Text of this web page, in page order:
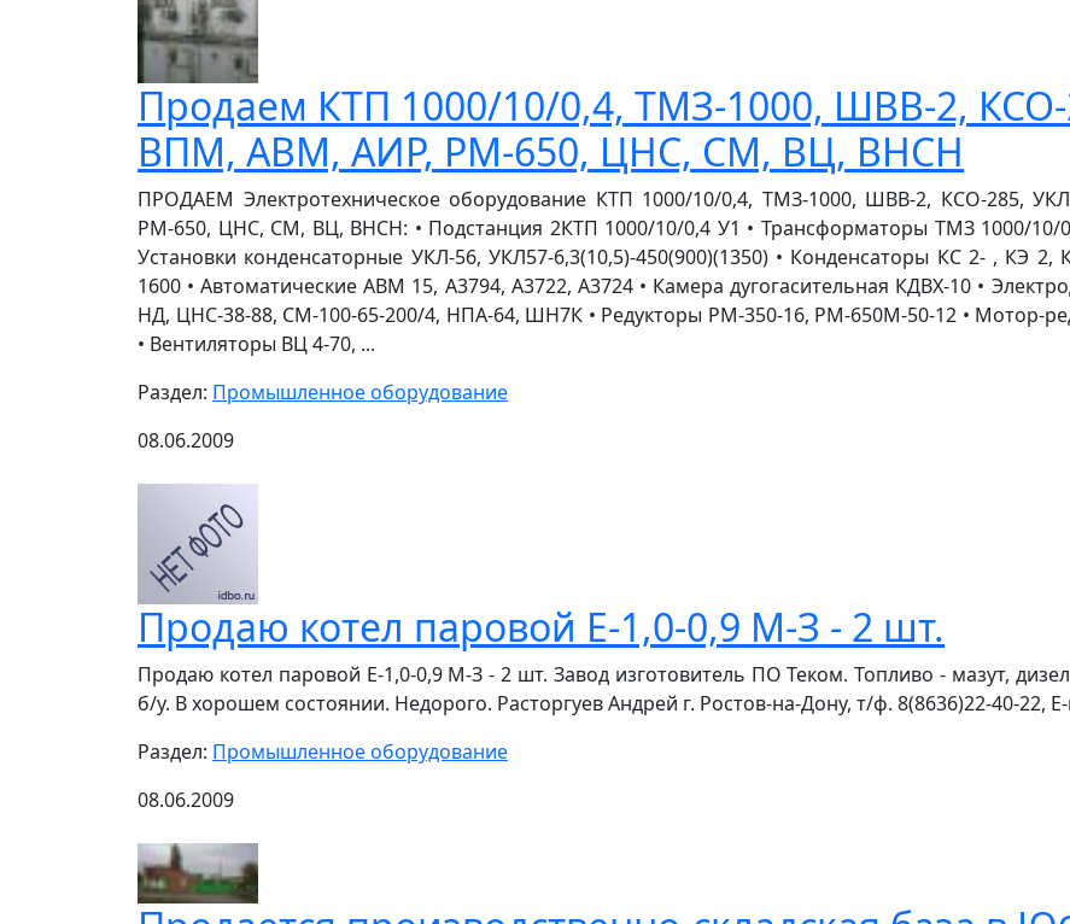
Продаем КТП 1000/10/0,4, ТМЗ-1000, ШВВ-2,
ВПМ, АВМ, АИР, РМ-650, ЦНС, СМ, ВЦ, ВНСН
ПРОДАЕМ Электротехническое оборудование КТП 1000/10/0,4, ТМЗ-1000, ШВВ-2, КСО-285,
РМ-650, ЦНС, СМ, ВЦ, ВНСН: • Подстанция 2КТП 1000/10/0,4 У1 • Трансформаторы ТМЗ 1000/
Установки конденсаторные УКЛ-56, УКЛ57-6,3(10,5)-450(900)(1350) • Конденсаторы КС 2- , КЭ
1600 • Автоматические АВМ 15, А3794, А3722, А3724 • Камера дугогасительная КДВХ-10 •
НД, ЦНС-38-88, СМ-100-65-200/4, НПА-64, ШН7К • Редукторы РМ-350-16, РМ-650М-50-12 • Мотор-
• Вентиляторы ВЦ 4-70, ...
Раздел: Промышленное оборудование
08.06.2009
Продаю котел паровой Е-1,0-0,9 М-З - 2 шт.
Продаю котел паровой Е-1,0-0,9 М-З - 2 шт. Завод изготовитель ПО Теком. Топливо - мазут,
б/у. В хорошем состоянии. Недорого. Расторгуев Андрей г. Ростов-на-Дону, т/ф. 8(8636)22-40-22,
Раздел: Промышленное оборудование
08.06.2009